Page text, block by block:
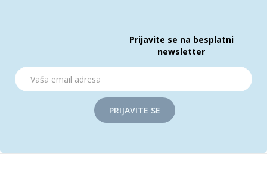
Prijavite se na besplatni
newsletter
PRIJAVITE SE